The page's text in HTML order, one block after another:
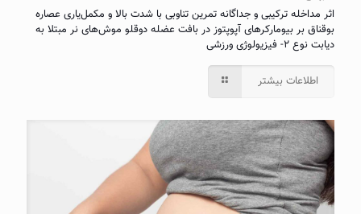
اثر مداخله ترکیبی و جداگانه تمرین تناوبی با شدت بالا و مکمل‌یاری عصاره
بوقناق بر بیومارکرهای آپوپتوز در بافت عضله دوقلو موش‌های نر مبتلا به
دیابت نوع ۲- فیزیولوژی ورزشی
اطلاعات بیشتر